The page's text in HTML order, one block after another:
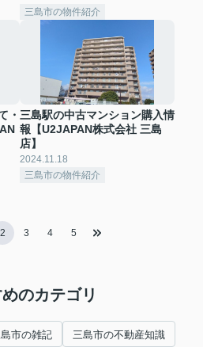
三島市の物件紹介
・ 三島駅の中古マンション購入情
報【U2JAPAN株式会社 三島
店】
2024.11.18
三島市の物件紹介
2 3 4 5
のカテゴリ
市の雑記 三島市の不動産知識